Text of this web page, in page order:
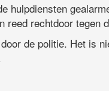
hulpdiensten
reed rechtdoor tegen
de politie. Het is